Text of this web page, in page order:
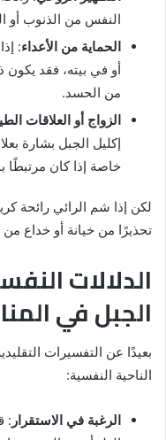
النفس من الذنوب أو
الحماية من الأعداء:
أو في بيته، فقد يكون
من الحسد.
الزواج أو العلاقات
إكليل الجبل بشارة
خاصة إذا كان مرتبطًا
لكن إذا شم الرائي رائحة
تحذيرًا من خيانة أو
الدلالات
الجبل في
بعيدًا عن التفسيرات
الناحية النفسية:
الرغبة في الاستقرار :